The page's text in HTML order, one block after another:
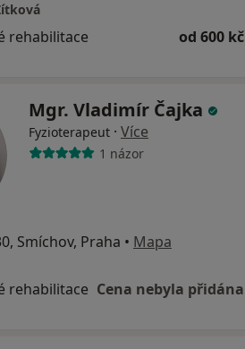
rehabilitace od 600 kč
Mgr. Vladimír Čajka
Fyzioterapeut · Více
1 názor
Smíchov, Praha • Mapa
rehabilitace Cena nebyla přidána